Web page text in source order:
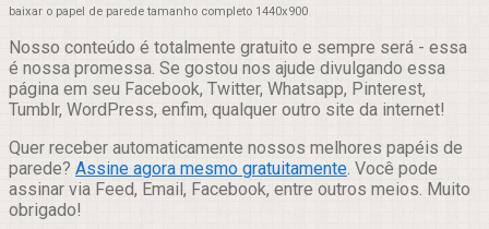
baixar o papel de parede tamanho completo 1440x900
Nosso conteúdo é totalmente gratuito e sempre será - essa
é nossa promessa. Se gostou nos ajude divulgando essa
página em seu Facebook, Twitter, Whatsapp, Pinterest,
Tumblr, WordPress, enfim, qualquer outro site da internet!
Quer receber automaticamente nossos melhores papéis de
parede? Assine agora mesmo gratuitamente. Você pode
assinar via Feed, Email, Facebook, entre outros meios. Muito
obrigado!